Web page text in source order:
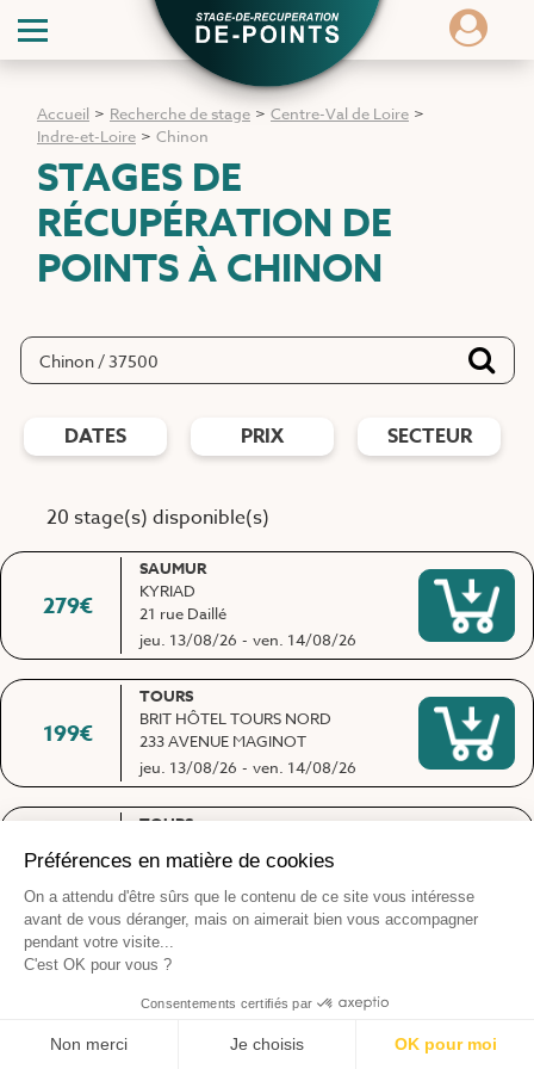
Accueil > Recherche de stage > Centre-Val de Loire >
Indre-et-Loire > Chinon
STAGES DE
RÉCUPÉRATION DE
POINTSÀ CHINON
DATES PRIX SECTEUR
20 stage(s) disponible(s)
279€
SAUMUR
KYRIAD
21 rue Daillé
jeu. 13/08/26 - ven. 14/08/26
199€
TOURS
BRIT HÔTEL TOURS NORD
233 AVENUE MAGINOT
jeu. 13/08/26 - ven. 14/08/26
239€
TOURS
2 place Sainte Anne La Riche
lun. 17/08/26 - mar. 18/08/26
TOURS
ESPACE CONDUITE 37 CITY ZEN
2 place Sainte Anne La Riche